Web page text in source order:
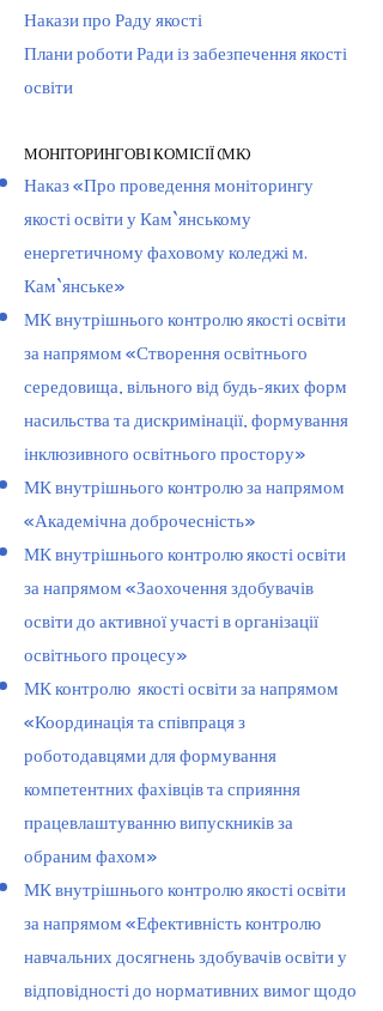
Накази про Раду якості
Плани роботи Ради із забезпечення якості
освіти
МОНІТОРИНГОВІ КОМІСІЇ (МК)
Наказ «Про проведення моніторингу
якості освіти у Кам`янському
енергетичному фаховому коледжі м.
Кам`янське»
МК внутрішнього контролю якості освіти
за напрямом «Створення освітнього
середовища, вільного від будь-яких форм
насильства та дискримінації, формування
інклюзивного освітнього простору»
МК внутрішнього контролю за напрямом
«Академічна доброчесність»
МК внутрішнього контролю якості освіти
за напрямом «Заохочення здобувачів
освіти до активної участі в організації
освітнього процесу»
МК ​контролю якості освіти за напрямом
«Координація та співпраця з
роботодавцями для формування
компетентних фахівців та сприяння
працевлаштуванню випускників за
обраним фахом»
МК внутрішнього контролю якості освіти
за напрямом «Ефективність контролю
навчальних досягнень здобувачів освіти у
відповідності до нормативних вимог щодо